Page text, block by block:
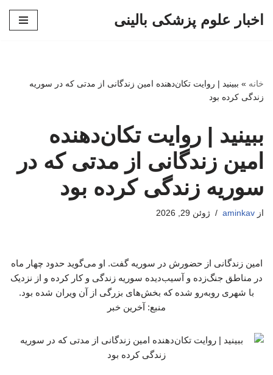
اخبار علوم پزشکی بالینی
خانه » ببینید | روایت تکان‌دهنده امین زندگانی از مدتی که در سوریه
زندگی کرده بود
ببینید | روایت تکان‌دهنده
امین زندگانی از مدتی که در
سوریه زندگی کرده بود
از aminkav ژوئن 29, 2026
امین زندگانی از حضورش در سوریه گفت. او می‌گوید حدود چهار ماه
در مناطق جنگ‌زده و آسیب‌دیده سوریه زندگی و کار کرده و از نزدیک
با شهری روبه‌رو شده که بخش‌های بزرگی از آن ویران شده بود.
منبع: آخرین خبر